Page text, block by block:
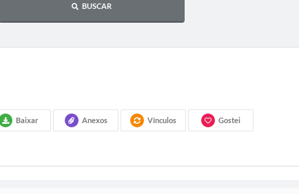
BUSCAR
Baixar Anexos Vínculos Gostei